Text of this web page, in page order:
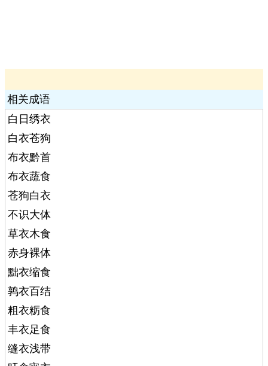
相关成语
白日绣衣
白衣苍狗
布衣黔首
布衣蔬食
苍狗白衣
不识大体
草衣木食
赤身裸体
黜衣缩食
鹑衣百结
粗衣粝食
丰衣足食
缝衣浅带